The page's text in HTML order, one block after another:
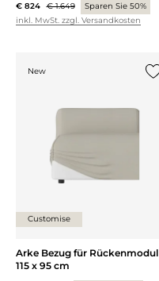
€ 824 € 1.649
Sparen Sie 50%
inkl. MwSt. zzgl. Versandkosten
New
Customise
Arke Bezug für Rückenmodul
115 x 95 cm